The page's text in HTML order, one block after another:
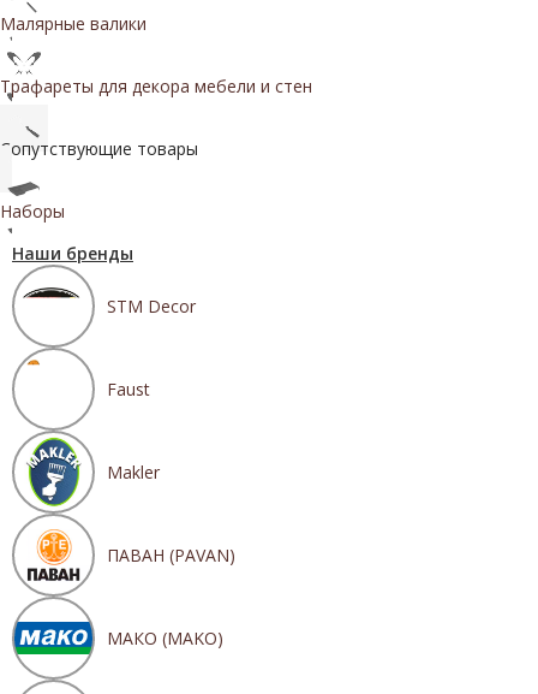
Малярные валики
Трафареты для декора мебели и стен
Сопутствующие товары
Наборы
Наши бренды
STM Decor
Faust
Makler
ПАВАН (PAVAN)
МАКО (MAKO)